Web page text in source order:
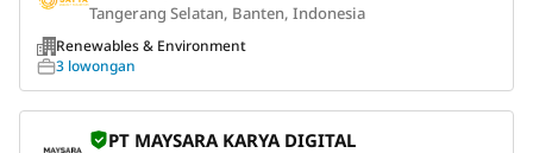
Tangerang Selatan, Banten, Indonesia
Renewables & Environment
3 lowongan
PT MAYSARA KARYA DIGITAL